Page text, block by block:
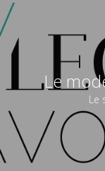
Le
Le